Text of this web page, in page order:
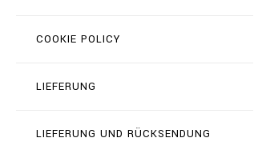
COOKIE POLICY
LIEFERUNG
LIEFERUNG UND RÜCKSENDUNG